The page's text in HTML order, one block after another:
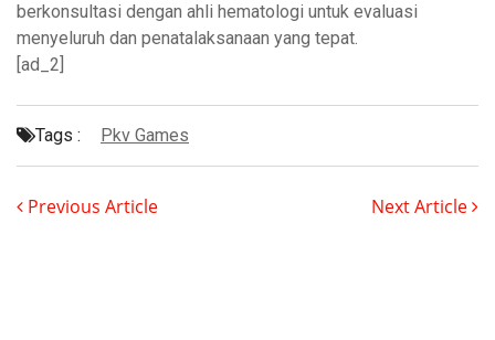
berkonsultasi dengan ahli hematologi untuk evaluasi
menyeluruh dan penatalaksanaan yang tepat.
[ad_2]
Tags : Pkv Games
Previous Article Next Article